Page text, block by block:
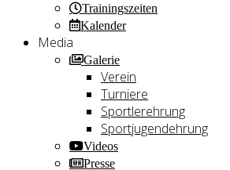
Trainingszeiten
Kalender
Media
Galerie
Verein
Turniere
Sportlerehrung
Sportjugendehrung
Videos
Presse